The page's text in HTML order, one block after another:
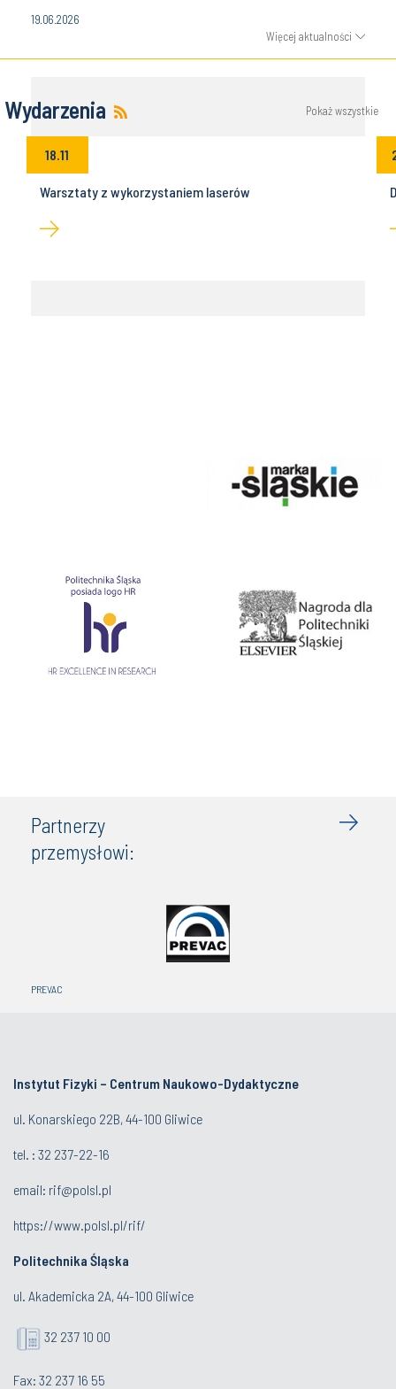
19.06.2026
Więcej aktualności
Wydarzenia Pokaż wszystkie
18.11
Warsztaty z wykorzystaniem laserów
Partnerzy
przemysłowi:
PREVAC
Instytut Fizyki – Centrum Naukowo-Dydaktyczne
ul. Konarskiego 22B, 44-100 Gliwice
tel. : 32 237-22-16
email: rif@polsl.pl
https://www.polsl.pl/rif/
Politechnika Śląska
ul. Akademicka 2A, 44-100 Gliwice
32 237 10 00
Fax: 32 237 16 55